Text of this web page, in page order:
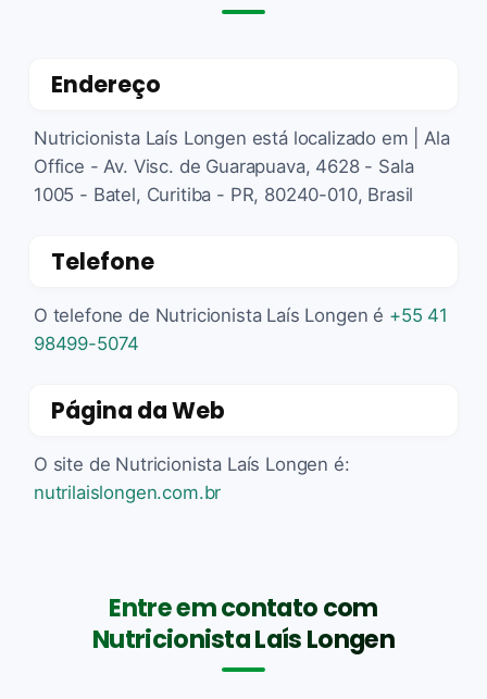
Endereço
Nutricionista Laís Longen está localizado em | Ala
Office - Av. Visc. de Guarapuava, 4628 - Sala
1005 - Batel, Curitiba - PR, 80240-010, Brasil
Telefone
O telefone de Nutricionista Laís Longen é +55 41
98499-5074
Página da Web
O site de Nutricionista Laís Longen é:
nutrilaislongen.com.br
Entre em contato com
Nutricionista Laís Longen